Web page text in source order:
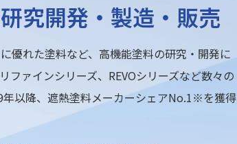
究開発・製造・販売
優れた塗料など、高機能塗料の研究・開発に
ファインシリーズ、REVOシリーズなど数々の
年以降、遮熱塗料メーカーシェアNo.1※を獲得